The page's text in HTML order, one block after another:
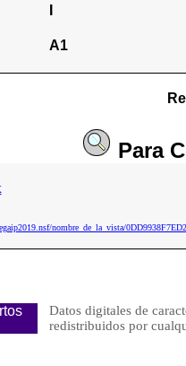
A1
Para
nombre_de_la_vista/
Datos digitales de
redistribuidos por